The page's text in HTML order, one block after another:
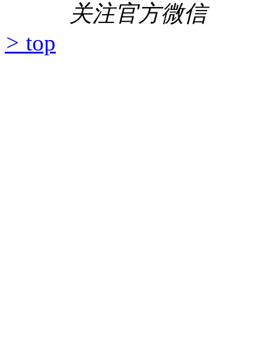
关注官方微信
> top